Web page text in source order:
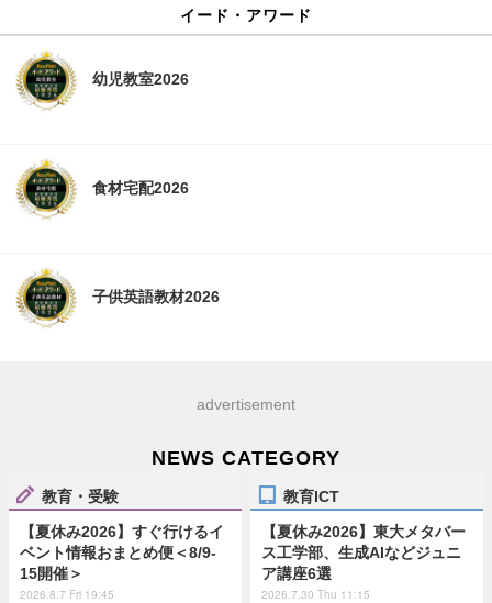
イード・アワード
幼児教室2026
食材宅配2026
子供英語教材2026
advertisement
NEWS CATEGORY
教育・受験
【夏休み2026】すぐ行けるイ
ベント情報おまとめ便＜8/9-
15開催＞
2026.8.7 Fri 19:45
教育ICT
【夏休み2026】東大メタバー
ス工学部、生成AIなどジュニ
ア講座6選
2026.7.30 Thu 11:15